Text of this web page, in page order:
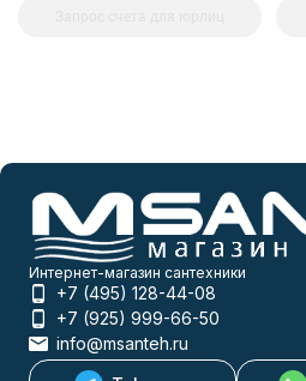
Интернет-магазин сантехники
+7 (495) 128-44-08
+7 (925) 999-66-50
info@msanteh.ru